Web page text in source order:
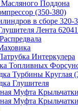
Поддона
(350-380)
в сборе 320-
Лента
Интеркулера
Топливных
Турбины Круглая
Глушителя
Муфта
Муфта